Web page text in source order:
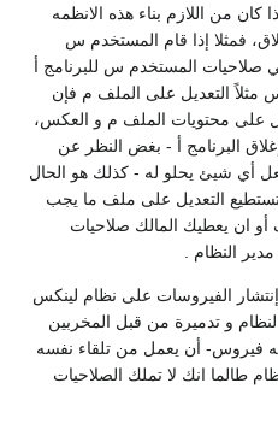
كان من اللازم بناء هذه الانظمه
فمثلا إذا قام المستخدم س
صلاحيات المستخدم س للبرنامج أ
التعديل على الملف م فإن
على محتويات الملف م و العكس،
البرنامج أ - بغض النظر عن
أي شيئ يحلو له - كذلك هو الحال
تستطيع التعديل على ملف ما يجب
أو ان يعطيك المالك صلاحيات
النظام .
الفيروسات على نظام لينكس
و تدميرة من قبل المخربين
فيروس- أن يعمل من تلقاء نفسه
طالما انك لا تملك الصلاحيات